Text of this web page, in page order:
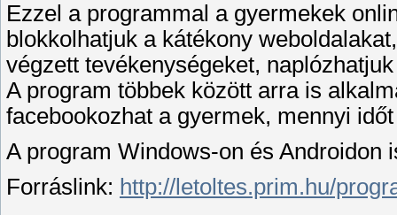
Ezzel a programmal a gyermekek
blokkolhatjuk a kátékony
végzett tevékenységeket,
A program többek között arra is
facebookozhat a gyermek, mennyi
A program Windows-on és Androidon
Forráslink: http://letoltes.prim.hu/